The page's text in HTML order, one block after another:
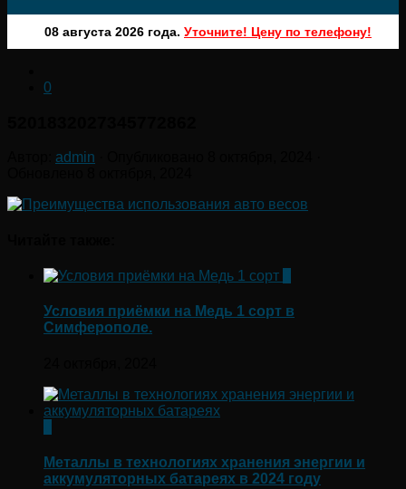
08 августа 2026 года. Уточните! Цену по телефону!
0
admin
Условия приёмки на Медь 1 сорт в
Симферополе.
Металлы в технологиях хранения энергии и
аккумуляторных батареях в 2024 году